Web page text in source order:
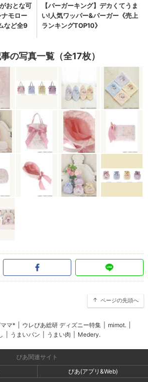
の写真一覧（全17枚）
ページの先頭へ
マ* ウレぴあ総研 ディズニー特集 mimot.
うまいパン うまい肉 Medery.
ぴあ関連サイト
ぴあ(アプリ&Web)